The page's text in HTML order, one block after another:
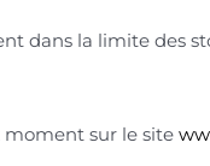
dans la limite des
moment sur le site